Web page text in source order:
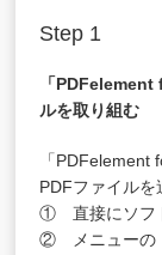
Step 1
「
ルを取り組む
「PDFelement
PDFファイルを
① 直接にソフ
② メニューの